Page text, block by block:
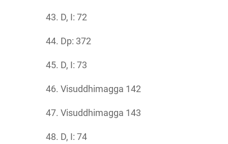
D, I: 72
Dp: 372
D, I: 73
Visuddhimagga 142
Visuddhimagga 143
D, I: 74